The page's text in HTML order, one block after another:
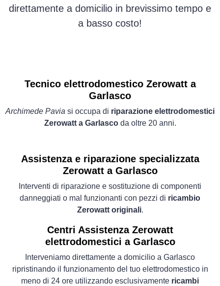
direttamente a domicilio in brevissimo tempo e
a basso costo!
Tecnico elettrodomestico Zerowatt a
Garlasco
Archimede Pavia si occupa di riparazione elettrodomestici
Zerowatt a Garlascoda oltre 20 anni.
Assistenza e riparazione specializzata
Zerowatt a Garlasco
Interventi di riparazione e sostituzione di componenti
danneggiati o mal funzionanti con pezzi di ricambio
Zerowatt originali.
Centri Assistenza Zerowatt
elettrodomestici a Garlasco
Interveniamo direttamente a domicilio a Garlasco
ripristinando il funzionamento del tuo elettrodomestico in
meno di 24 ore utilizzando esclusivamente ricambi